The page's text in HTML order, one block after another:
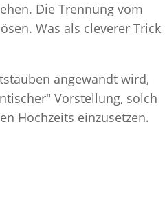
Die Trennung vom
Was als cleverer Trick
angewandt wird,
Vorstellung, solch
Hochzeits einzusetzen.